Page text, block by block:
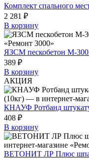
Комплект спального
2 281 ₽
В корзину
ЯЗСМ пескобетон М-300
389 ₽
В корзину
АКЦИЯ
КНАУФ Ротбанд
408 ₽
В корзину
ВЕТОНИТ ЛР Плюс